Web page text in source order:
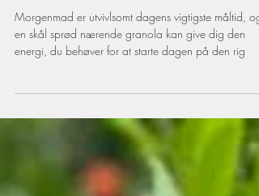
Hjemmelavet Granola med
Superfrø og Nødder
energi, du behøver for at starte dagen på den rig